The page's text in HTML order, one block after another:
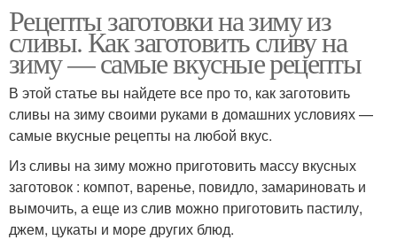
Рецепты заготовки на зиму из
сливы. Как заготовить сливу на
зиму — самые вкусные рецепты
В этой статье вы найдете все про то, как заготовить
сливы на зиму своими руками в домашних условиях —
самые вкусные рецепты на любой вкус.
Из сливы на зиму можно приготовить массу вкусных
заготовок : компот, варенье, повидло, замариновать и
вымочить, а еще из слив можно приготовить пастилу,
джем, цукаты и море других блюд.